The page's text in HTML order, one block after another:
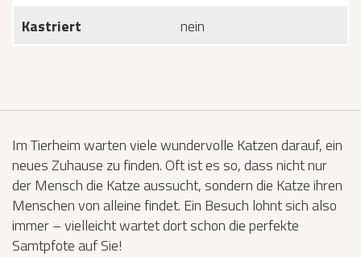
Kastriert
nein
Im Tierheim warten viele wundervolle Katzen darauf, ein
neues Zuhause zu finden. Oft ist es so, dass nicht nur
der Mensch die Katze aussucht, sondern die Katze ihren
Menschen von alleine findet. Ein Besuch lohnt sich also
immer – vielleicht wartet dort schon die perfekte
Samtpfote auf Sie!